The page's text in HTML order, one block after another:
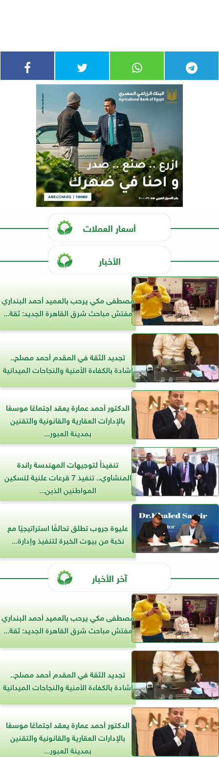
أسعار العملات
الأخبار
مصطفى مكي يرحب بالعميد أحمد البنداري
مفتش مباحث شرق القاهرة الجديد: ثقة...
تجديد الثقة في المقدم أحمد مصلح..
إشادة بالكفاءة الأمنية والنجاحات الميدانية
الدكتور أحمد عمارة يعقد اجتماعًا موسعًا
بالإدارات العقارية والقانونية والتقنين
بمدينة العبور...
تنفيذاً لتوجيهات المهندسة راندة
المنشاوي.. تنفيذ 7 قرعات علنية لتسكين
المواطنين الذين...
عليوة جروب تطلق تحالفًا استراتيجيًا مع
نخبة من بيوت الخبرة لتنفيذ وإدارة...
آخر الأخبار
مصطفى مكي يرحب بالعميد أحمد البنداري
مفتش مباحث شرق القاهرة الجديد: ثقة...
تجديد الثقة في المقدم أحمد مصلح..
إشادة بالكفاءة الأمنية والنجاحات الميدانية
الدكتور أحمد عمارة يعقد اجتماعًا موسعًا
بالإدارات العقارية والقانونية والتقنين
بمدينة العبور...